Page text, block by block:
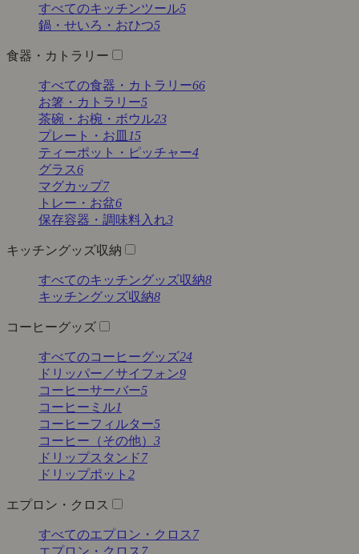
すべてのキッチンツール5
鍋・せいろ・おひつ5
食器・カトラリー
すべての食器・カトラリー66
お箸・カトラリー5
茶碗・お椀・ボウル23
プレート・お皿 15
ティーポット・ピッチャー4
グラス6
マグカップ7
トレー・お盆6
保存容器・調味料入れ3
キッチングッズ収納
すべてのキッチングッズ収納8
キッチングッズ収納8
コーヒーグッズ
すべてのコーヒーグッズ24
ドリッパー／サイフォン9
コーヒーサーバー5
コーヒーミル1
コーヒーフィルター5
コーヒー（その他） 3
ドリップスタンド7
ドリップポット 2
エプロン・クロス
すべてのエプロン・クロス 7
エプロン・クロス 7